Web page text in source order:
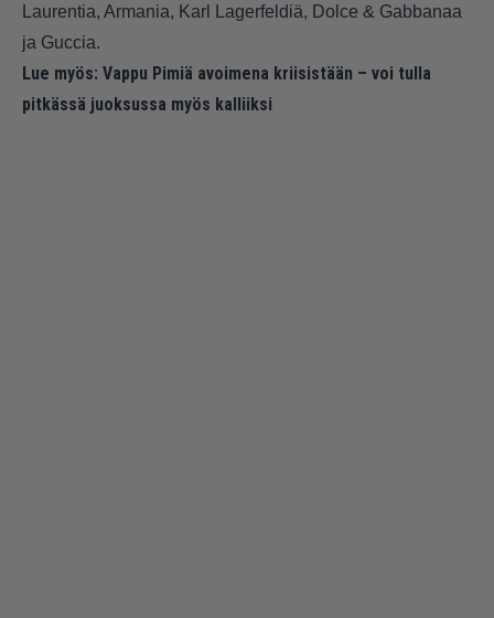
Laurentia, Armania, Karl Lagerfeldiä, Dolce & Gabbanaa
ja Guccia.
Lue myös: Vappu Pimiä avoimena kriisistään – voi tulla
pitkässä juoksussa myös kalliiksi